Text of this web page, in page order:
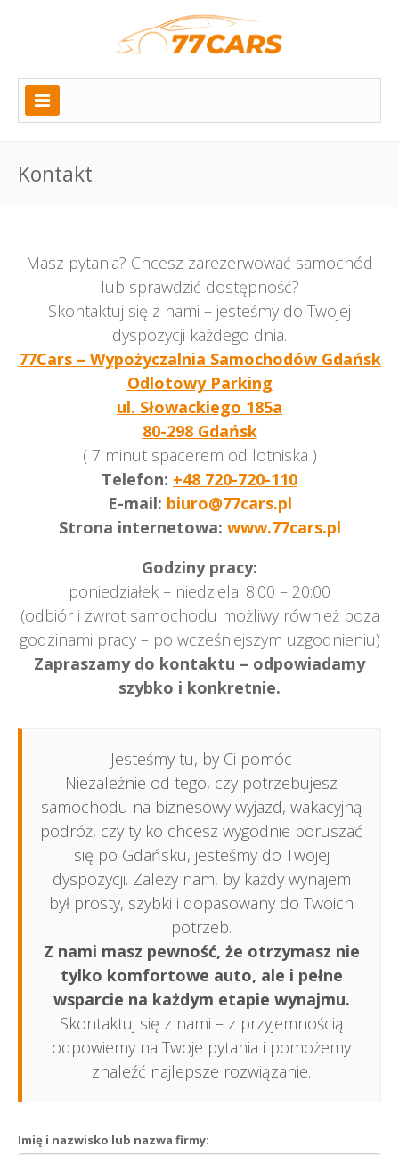
Kontakt
Masz pytania? Chcesz zarezerwować samochód
lub sprawdzić dostępność?
Skontaktuj się z nami – jesteśmy do Twojej
dyspozycji każdego dnia.
77Cars – Wypożyczalnia Samochodów Gdańsk
Odlotowy Parking
ul. Słowackiego 185a
80-298 Gdańsk
( 7 minut spacerem od lotniska )
Telefon: +48 720-720-110
E-mail: biuro@77cars.pl
Strona internetowa: www.77cars.pl
Godziny pracy:
poniedziałek – niedziela: 8:00 – 20:00
(odbiór i zwrot samochodu możliwy również poza
godzinami pracy – po wcześniejszym uzgodnieniu)
Zapraszamy do kontaktu – odpowiadamy
szybko i konkretnie.
Jesteśmy tu, by Ci pomóc
Niezależnie od tego, czy potrzebujesz
samochodu na biznesowy wyjazd, wakacyjną
podróż, czy tylko chcesz wygodnie poruszać
się po Gdańsku, jesteśmy do Twojej
dyspozycji. Zależy nam, by każdy wynajem
był prosty, szybki i dopasowany do Twoich
potrzeb.
Z nami masz pewność, że otrzymasz nie
tylko komfortowe auto, ale i pełne
wsparcie na każdym etapie wynajmu.
Skontaktuj się z nami – z przyjemnością
odpowiemy na Twoje pytania i pomożemy
znaleźć najlepsze rozwiązanie.
Imię i nazwisko lub nazwa firmy: